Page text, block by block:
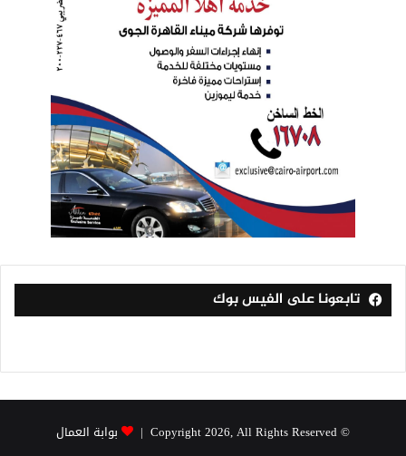
تابعونا على الفيس بوك
© Copyright 2026, All Rights Reserved | بوابة العمال